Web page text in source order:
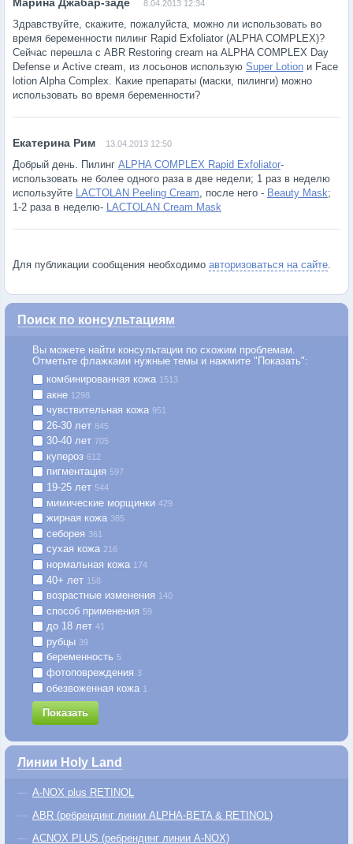
8.04.2013 12:34
Здравствуйте, скажите, пожалуйста, можно ли использовать во
время беременности пилинг Rapid Exfoliator (ALPHA COMPLEX)?
Сейчас перешла с ABR Restoring cream на ALPHA COMPLEX Day
Defense и Active cream, из лосьонов использую Super Lotion и Face
lotion Alpha Complex. Какие препараты (маски, пилинги) можно
использовать во время беременности?
13.04.2013 12:50
Добрый день. Пилинг ALPHA COMPLEX Rapid Exfoliator-
использовать не более одного раза в две недели; 1 раз в неделю
используйте LACTOLAN Peeling Cream, после него - Beauty Mask;
1-2 раза в неделю- LACTOLAN Cream Mask
Для публикации сообщения необходимо авторизоваться на сайте.
Поиск по консультациям
Вы можете найти консультации по схожим проблемам.
Отметьте флажками нужные темы и нажмите "Показать":
комбинированная кожа 1513
акне 1298
чувствительная кожа 951
26-30 лет 845
30-40 лет 705
купероз 612
пигментация 597
19-25 лет 544
мимические морщинки 429
жирная кожа 385
себорея 361
сухая кожа 216
нормальная кожа 174
40+ лет 158
возрастные изменения 140
способ применения 59
до 18 лет 41
рубцы 39
беременность 5
фотоповреждения 3
обезвоженная кожа 1
Показать
Линии Holy Land
A-NOX plus RETINOL
ABR (ребрендинг линии ALPHA-BETA & RETINOL)
ACNOX PLUS (ребрендинг линии A-NOX)